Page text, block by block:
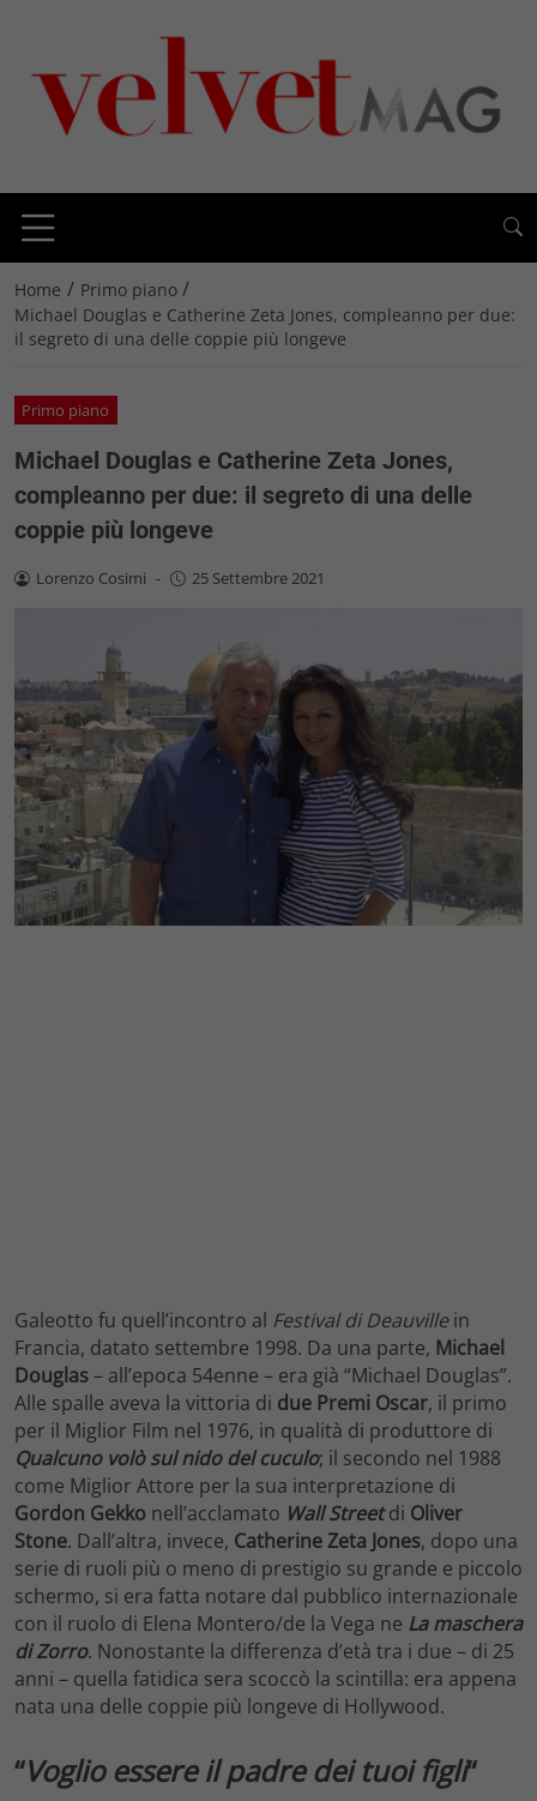
Home / Primo piano /
Michael Douglas e Catherine Zeta Jones, compleanno per due:
il segreto di una delle coppie più longeve
Primo piano
Michael Douglas e Catherine Zeta Jones,
compleanno per due: il segreto di una delle
coppie più longeve
Lorenzo Cosimi - 25 Settembre 2021
Galeotto fu quell’incontro al Festival di Deauvillein
Francia, datato settembre 1998. Da una parte, Michael
Douglas– all’epoca 54enne – era già “Michael Douglas”.
Alle spalle aveva la vittoria di due Premi Oscar, il primo
per il Miglior Film nel 1976, in qualità di produttore di
Qualcuno volò sul nido del cuculo; il secondo nel 1988
come Miglior Attore per la sua interpretazione di
Gordon Gekko nell’acclamato Wall Streetdi Oliver
Stone. Dall’altra, invece, Catherine Zeta Jones, dopo una
serie di ruoli più o meno di prestigio su grande e piccolo
schermo, si era fatta notare dal pubblico internazionale
con il ruolo di Elena Montero/de la Vega ne La maschera
di Zorro. Nonostante la differenza d’età tra i due – di 25
anni – quella fatidica sera scoccò la scintilla: era appena
nata una delle coppie più longeve di Hollywood.
“Voglio essere il padre dei tuoi figli“